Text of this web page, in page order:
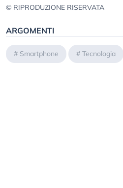
© RIPRODUZIONE RISERVATA
ARGOMENTI
# Smartphone # Tecnologia